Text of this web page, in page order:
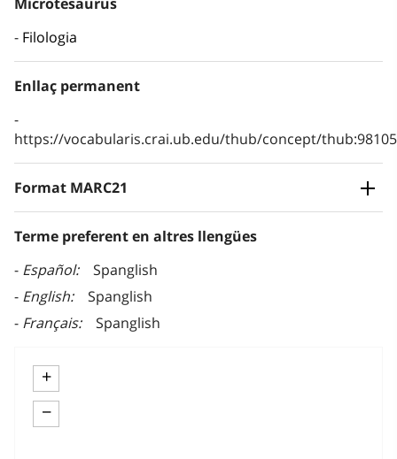
Filologia
Enllaç permanent
https://vocabularis.crai.ub.edu/thub/concept/
Format MARC21
Terme preferent en altres llengües
Español
Spanglish
English
Spanglish
Français
Spanglish
+
−